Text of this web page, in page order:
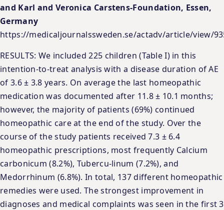
and Karl and Veronica Carstens-Foundation, Essen,
Germany
https://medicaljournalssweden.se/actadv/article/view/
RESULTS: We included 225 children (Table I) in this
intention-to-treat analysis with a disease duration of AE
of 3.6 ± 3.8 years. On average the last homeopathic
medication was documented after 11.8 ± 10.1 months;
however, the majority of patients (69%) continued
homeopathic care at the end of the study. Over the
course of the study patients received 7.3 ± 6.4
homeopathic prescriptions, most frequently Calcium
carbonicum (8.2%), Tubercu-linum (7.2%), and
Medorrhinum (6.8%). In total, 137 different homeopathic
remedies were used. The strongest improvement in
diagnoses and medical complaints was seen in the first 3